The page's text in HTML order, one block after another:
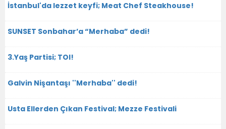
İstanbul'da lezzet keyfi; Meat Chef Steakhouse!
SUNSET Sonbahar’a “Merhaba” dedi!
3.Yaş Partisi; TOI!
Galvin Nişantaşı ''Merhaba'' dedi!
Usta Ellerden Çıkan Festival; Mezze Festivali